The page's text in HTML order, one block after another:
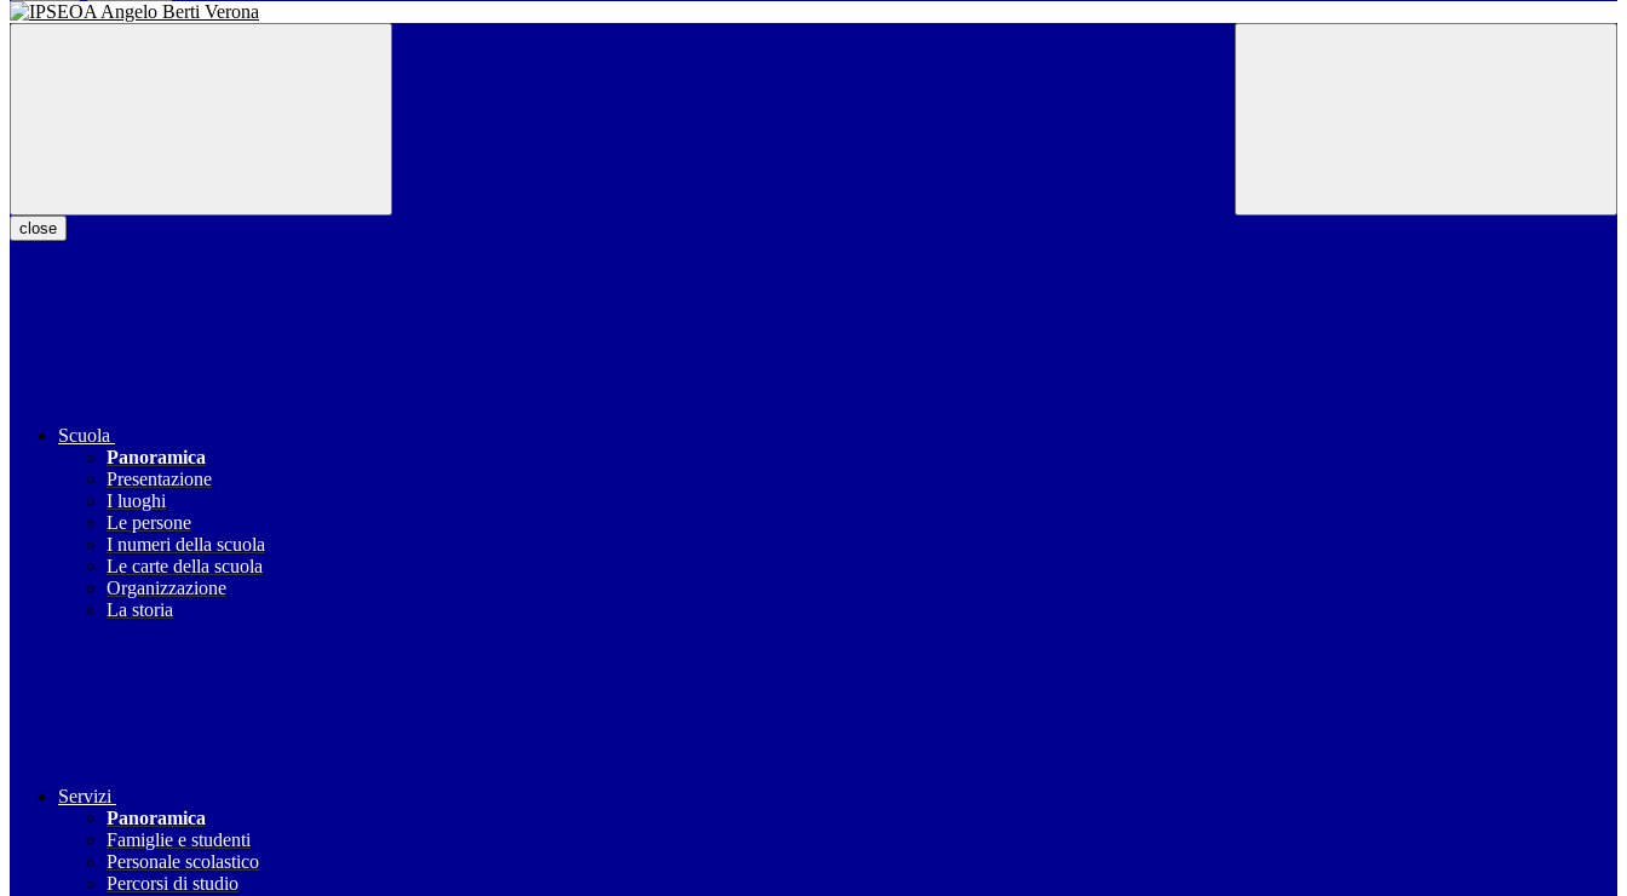
close
Scuola
Panoramica
Presentazione
I luoghi
Le persone
I numeri della scuola
Le carte della scuola
Organizzazione
La storia
Servizi
Panoramica
Famiglie e studenti
Personale scolastico
Percorsi di studio